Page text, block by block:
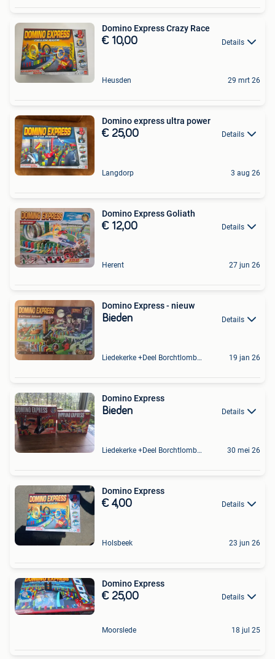
Domino Express Crazy Race
€ 10,00 Details
Heusden 29 mrt 26
Domino express ultra power
€ 25,00 Details
Langdorp 3 aug 26
Domino Express Goliath
€ 12,00 Details
Herent 27 jun 26
Domino Express - nieuw
Bieden Details
Liedekerke +Deel Borchtlombeek 19 jan 26
Domino Express
Bieden Details
Liedekerke +Deel Borchtlombeek 30 mei 26
Domino Express
€ 4,00 Details
Holsbeek 23 jun 26
Domino Express
€ 25,00 Details
Moorslede 18 jul 25